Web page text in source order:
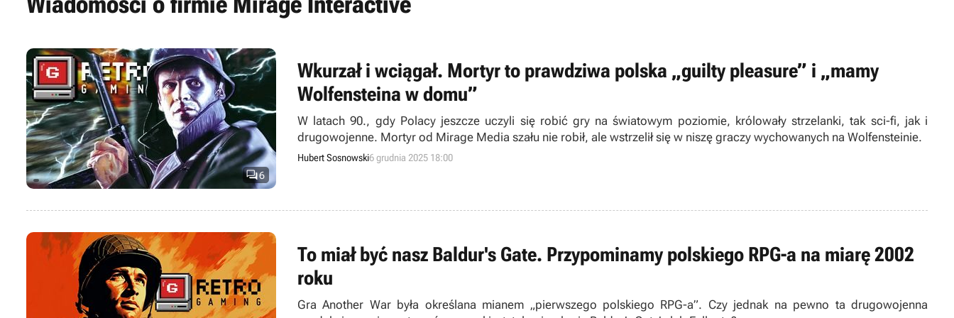
6
Wkurzał i wciągał. Mortyr to prawdziwa polska „guilty pleasure” i „mamy
Wolfensteina w domu”
W latach 90., gdy Polacy jeszcze uczyli się robić gry na światowym poziomie, królowały strzelanki, tak sci-fi, jak i
drugowojenne. Mortyr od Mirage Media szału nie robił, ale wstrzelił się w niszę graczy wychowanych na Wolfensteinie.
Hubert Sosnowski6 grudnia 2025 18:00
To miał być nasz Baldur's Gate. Przypominamy polskiego RPG-a na miarę 2002
roku
Gra Another War była określana mianem „pierwszego polskiego RPG-a”. Czy jednak na pewno ta drugowojenna